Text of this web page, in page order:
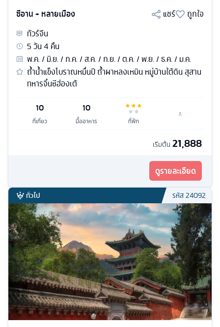
ซีอาน + หลายเมือง แชร์
ถูกใจ
ทัวร์จีน
5วัน4 คืน
พ.ค. / มิ.ย. / ก.ค. / ส.ค. / ก.ย. / ต.ค. / พ.ย. / ธ.ค. / ม.ค.
ถ้ำน้ำแข็งโบราณหมื่นปี ถ้ำผาหลงเหมิน หมู่บ้านใต้ดิน สุสาน
ทหารจิ๋นซีฮ่องเต้
10
ที่เที่ยว
10
มื้ออาหาร ที่พัก
เริ่มต้น 21,888
ดูรายละเอียด
ทั่วไป รหัส24092